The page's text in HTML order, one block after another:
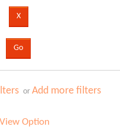
orAdd more filters
View Option